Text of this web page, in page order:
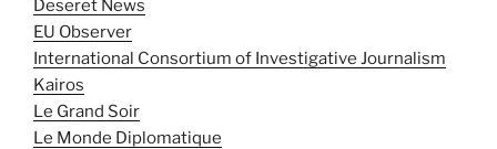
Deseret News
EU Observer
International Consortium of Investigative Journalism
Kairos
Le Grand Soir
Le Monde Diplomatique